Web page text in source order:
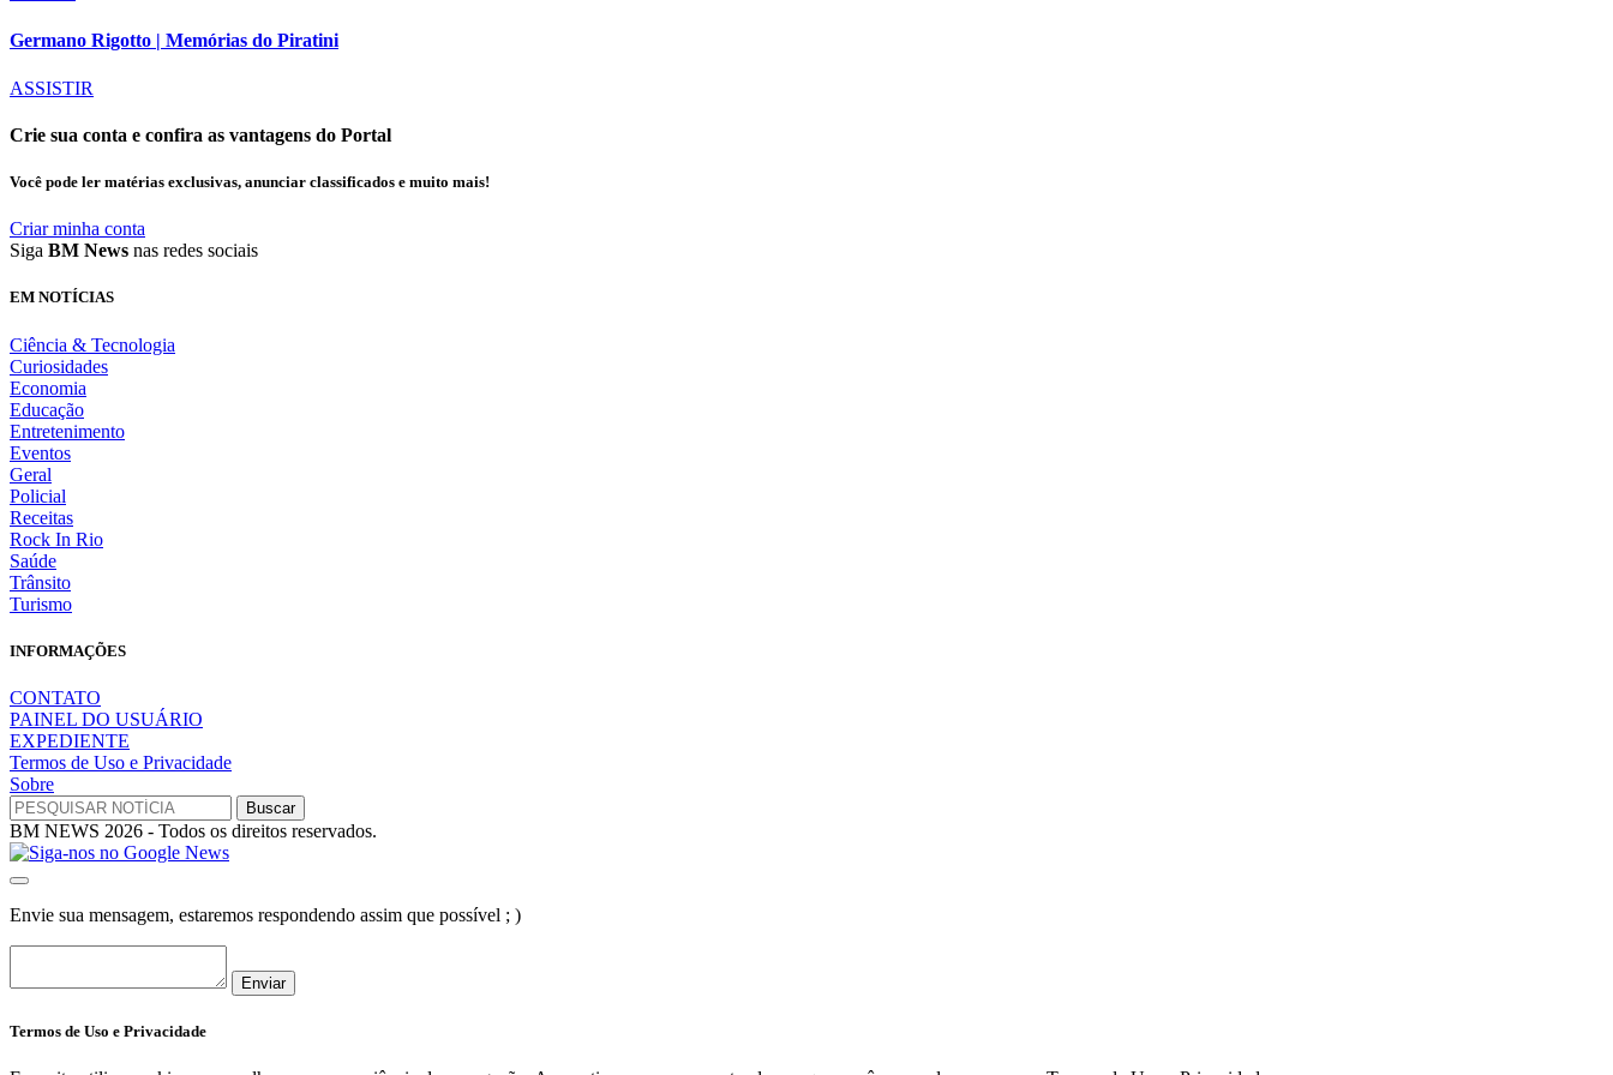
Germano Rigotto | Memórias do Piratini
ASSISTIR
Crie sua conta e confira as vantagens do Portal
Você pode ler matérias exclusivas, anunciar classificados e muito mais!
Criar minha conta
Siga BM News nas redes sociais
EM NOTÍCIAS
Ciência & Tecnologia
Curiosidades
Economia
Educação
Entretenimento
Eventos
Geral
Policial
Receitas
Rock In Rio
Saúde
Trânsito
Turismo
INFORMAÇÕES
CONTATO
PAINEL DO USUÁRIO
EXPEDIENTE
Termos de Uso e Privacidade
Sobre
BM NEWS 2026 - Todos os direitos reservados.
Envie sua mensagem, estaremos respondendo assim que possível ; )
Enviar
Termos de Uso e Privacidade